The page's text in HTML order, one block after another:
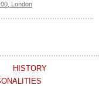
London
HISTORY